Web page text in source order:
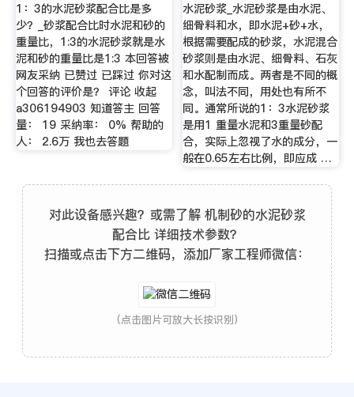
1：3的水泥砂浆配合比是多
少？_砂浆配合比时水泥和砂的
重量比，1:3的水泥砂浆就是水
泥和砂的重量比是1:3 本回答被
网友采纳 已赞过 已踩过 你对这
个回答的评价是？ 评论 收起
a306194903 知道答主 回答
量： 19 采纳率： 0% 帮助的
人： 2.6万 我也去答题
水泥砂浆_水泥砂浆是由水泥、
细骨料和水，即水泥+砂+水，
根据需要配成的砂浆，水泥混合
砂浆则是由水泥、细骨料、石灰
和水配制而成。两者是不同的概
念，叫法不同，用处也有所不
同。通常所说的1：3水泥砂浆
是用1 重量水泥和3重量砂配
合，实际上忽视了水的成分，一
般在0.65左右比例，即应成 …
对此设备感兴趣？或需了解 机制砂的水泥砂浆
配合比 详细技术参数？
扫描或点击下方二维码，添加厂家工程师微信：
(点击图片可放大长按识别)